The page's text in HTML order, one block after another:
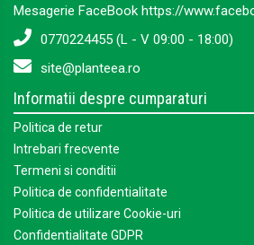
Mesagerie FaceBook https://
0770224455 (L - V 09:00 - 18:00)
site@planteea.ro
Informatii despre cumparaturi
Politica de retur
Intrebari frecvente
Termeni si conditii
Politica de confidentialitate
Politica de utilizare Cookie-uri
Confidentialitate GDPR